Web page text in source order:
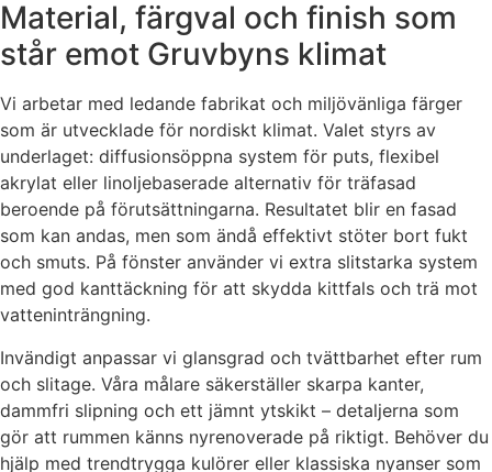
Material, färgval och finish som
står emot Gruvbyns klimat
Vi arbetar med ledande fabrikat och miljövänliga färger
som är utvecklade för nordiskt klimat. Valet styrs av
underlaget: diffusionsöppna system för puts, flexibel
akrylat eller linoljebaserade alternativ för träfasad
beroende på förutsättningarna. Resultatet blir en fasad
som kan andas, men som ändå effektivt stöter bort fukt
och smuts. På fönster använder vi extra slitstarka system
med god kanttäckning för att skydda kittfals och trä mot
vatteninträngning.
Invändigt anpassar vi glansgrad och tvättbarhet efter rum
och slitage. Våra målare säkerställer skarpa kanter,
dammfri slipning och ett jämnt ytskikt – detaljerna som
gör att rummen känns nyrenoverade på riktigt. Behöver du
hjälp med trendtrygga kulörer eller klassiska nyanser som